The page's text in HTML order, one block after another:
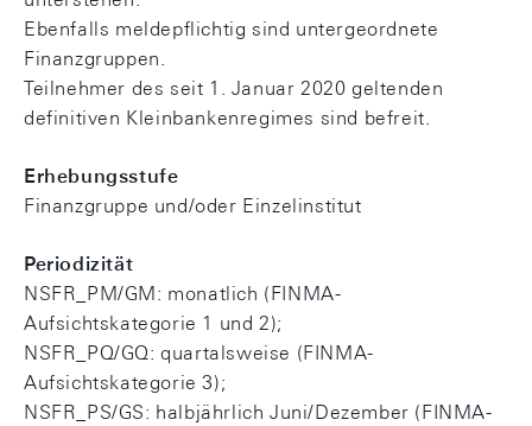
Ebenfalls meldepflichtig sind untergeordnete
Finanzgruppen.
Teilnehmer des seit 1. Januar 2020 geltenden
definitiven Kleinbankenregimes sind befreit.
Erhebungsstufe
Finanzgruppe und/oder Einzelinstitut
Periodizität
NSFR_PM/GM: monatlich (FINMA-
Aufsichtskategorie 1 und 2);
NSFR_PQ/GQ: quartalsweise (FINMA-
Aufsichtskategorie 3);
NSFR_PS/GS: halbjährlich Juni/Dezember (FINMA-